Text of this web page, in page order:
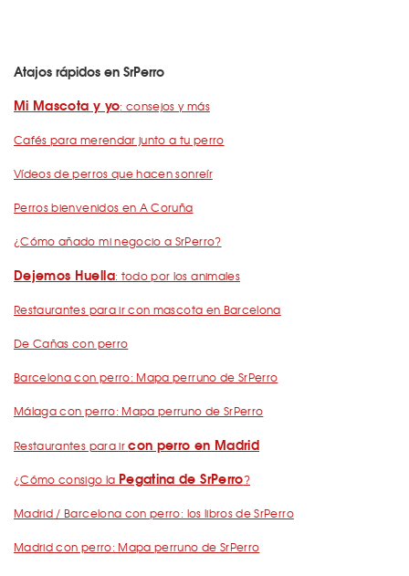
Atajos rápidos en SrPerro
Mi Mascota y yo: consejos y más
Cafés para merendar junto a tu perro
Vídeos de perros que hacen sonreír
Perros bienvenidos en A Coruña
¿Cómo añado mi negocio a SrPerro?
Dejemos Huella: todo por los animales
Restaurantes para ir con mascota en Barcelona
De Cañas con perro
Barcelona con perro: Mapa perruno de SrPerro
Málaga con perro: Mapa perruno de SrPerro
Restaurantes para ircon perro en Madrid
¿Cómo consigo la Pegatina de SrPerro?
Madrid / Barcelona con perro: los libros de SrPerro
Madrid con perro: Mapa perruno de SrPerro